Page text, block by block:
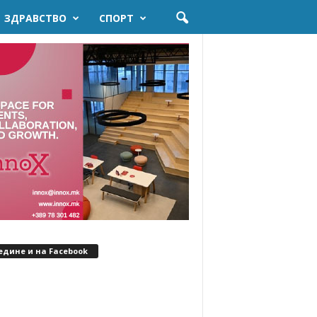
ЗДРАВСТВО СПОРТ
и на Facebook